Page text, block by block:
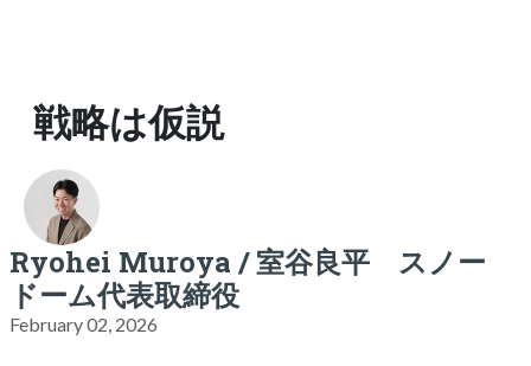
戦略は仮説
Ryohei Muroya / 室谷良平 スノー
ドーム代表取締役
February 02, 2026